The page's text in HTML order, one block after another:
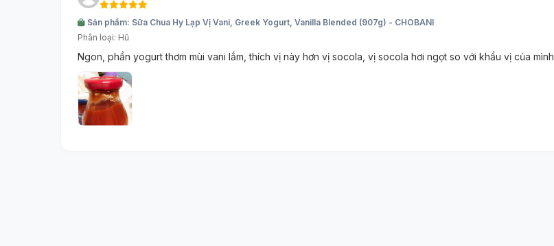
Sản phẩm: Sữa Chua Hy Lạp Vị Vani, Greek Yogurt, Vanilla Blended (907g) - CHOBANI
Phân loại: Hũ
Ngon, phần yogurt thơm mùi vani lắm, thích vị này hơn vị socola, vị socola hơi ngọt so với khẩu vị của mình